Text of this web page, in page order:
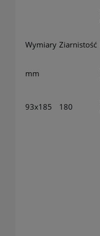
Wymiary Ziarnistość
mm
93x185 180